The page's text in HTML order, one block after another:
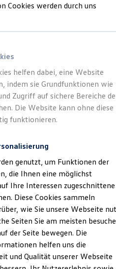
Werkstätten
Behinderung
Gebrauchtwagen
dieser Seite ist die Autohaus
& Rechtliches )
Radebeul
06:30-18:00 Uhr
Cookies werden durch uns
helfen dabei, eine Website
indem sie Grundfunktionen wie
Zugriff auf sichere Bereiche
Die Website kann ohne diese
funktionieren.
genutzt, um Funktionen der
die Ihnen eine möglichst
Ihre Interessen zugeschnittene
Diese Cookies sammeln
wie Sie unsere Webseite
Seiten Sie am meisten
der Seite bewegen. Die
helfen uns die
und Qualität unserer Webseite